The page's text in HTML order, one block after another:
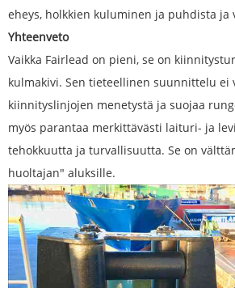
eheys, holkkien kuluminen ja puhdista ja
Yhteenveto
Vaikka Fairlead on pieni, se on
kulmakivi. Sen tieteellinen suunnittelu ei
kiinnityslinjojen menetystä ja suojaa
myös parantaa merkittävästi laituri- ja
tehokkuutta ja turvallisuutta. Se on
huoltajan" aluksille.